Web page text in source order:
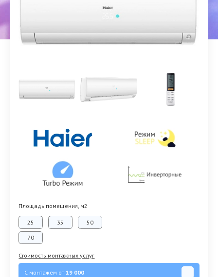
Площадь помещения, м2
25 35 50
70
Стоимость монтажных услуг
С монтажем от19 000